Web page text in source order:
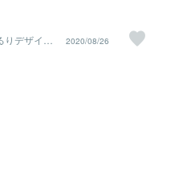
っていますが秋までに間に合う
りデザイン
季休暇中
2020/08/26